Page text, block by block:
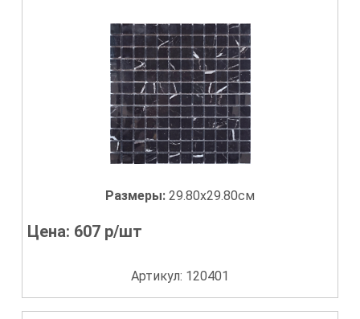
Размеры: 29.80x29.80см
Цена: 607 р/шт
Артикул: 120401